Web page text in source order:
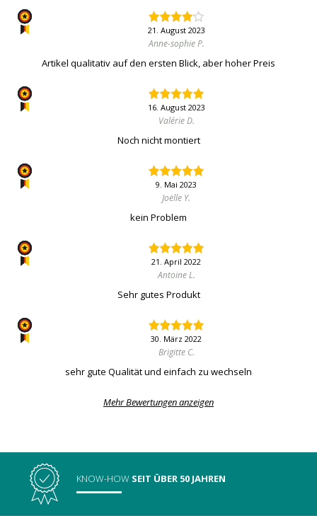
21. August 2023
Anne-sophie P.
Artikel qualitativ auf den ersten Blick, aber hoher Preis
16. August 2023
Valérie D.
Noch nicht montiert
9. Mai 2023
Joëlle Y.
kein Problem
21. April 2022
Antoine L.
Sehr gutes Produkt
30. März 2022
Brigitte C.
sehr gute Qualität und einfach zu wechseln
Mehr Bewertungen anzeigen
KNOW-HOW SEIT ÜBER 50 JAHREN